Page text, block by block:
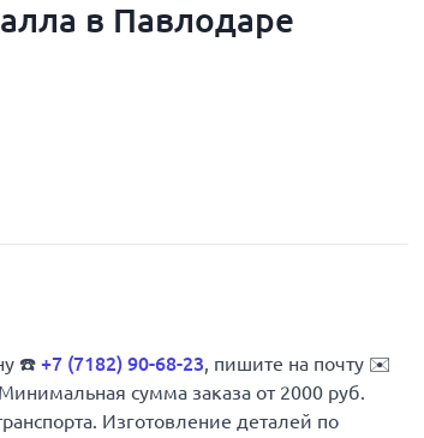
в Павлодаре
☎️ +7 (7182) 90-68-23, пишите на почту ✉️
сумма заказа от 2000 руб.
Изготовление деталей по